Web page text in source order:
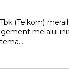
(Telkom)
melalui